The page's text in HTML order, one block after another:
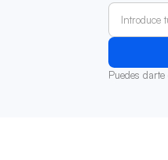
Puedes